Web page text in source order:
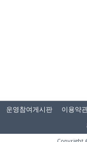
운영참여게시판 이용약